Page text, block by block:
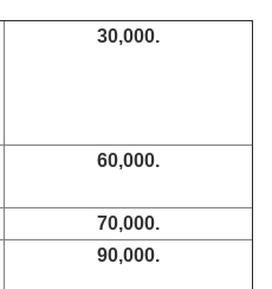
30,000.
60,000.
70,000.
90,000.